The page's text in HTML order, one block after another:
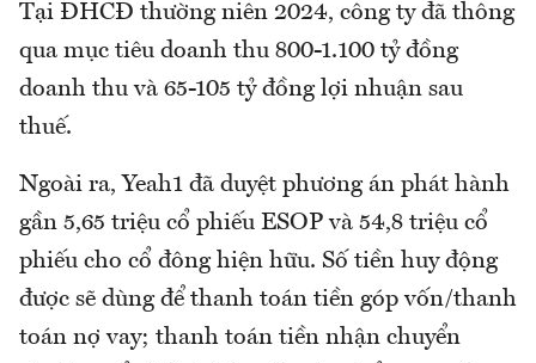
Tại ĐHCĐ thường niên 2024, công ty đã thông
qua mục tiêu doanh thu 800-1.100 tỷ đồng
doanh thu và 65-105 tỷ đồng lợi nhuận sau
thuế.
Ngoài ra, Yeah1 đã duyệt phương án phát hành
gần 5,65 triệu cổ phiếu ESOP và 54,8 triệu cổ
phiếu cho cổ đông hiện hữu. Số tiền huy động
được sẽ dùng để thanh toán tiền góp vốn/thanh
toán nợ vay; thanh toán tiền nhận chuyển